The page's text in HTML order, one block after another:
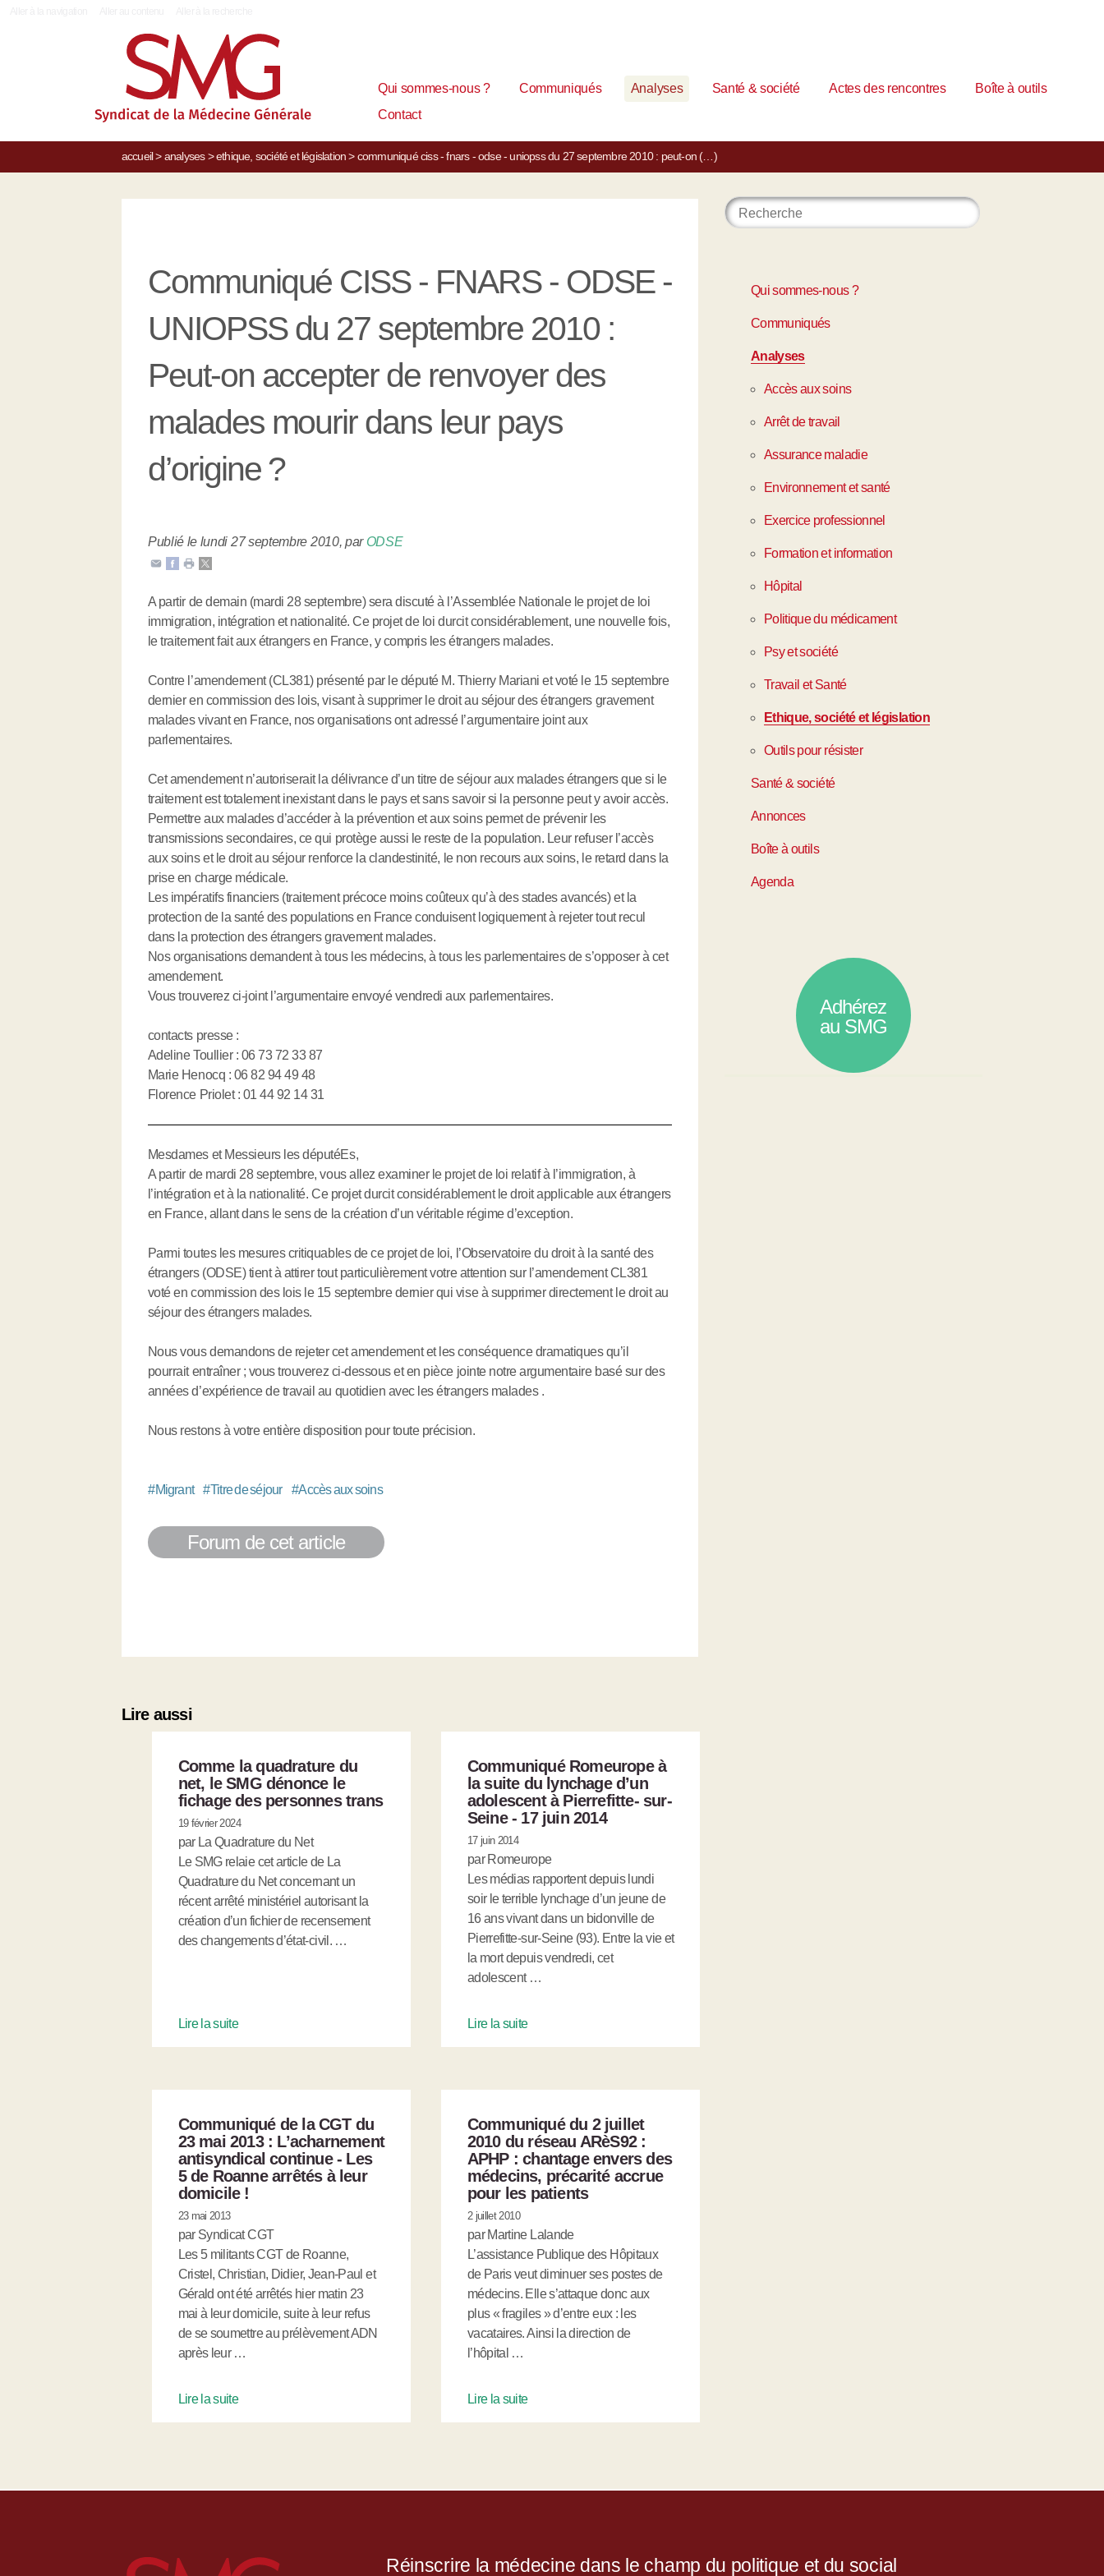
Qui sommes-nous ? Communiqués Analyses Santé & société Actes des rencontres
Boîte à outils
Contact
accueil> analyses> ethique, société et législation> communiqué ciss - fnars - odse - uniopss du 27 septembre 2010 : peut-on (…)
Communiqué CISS - FNARS - ODSE -
UNIOPSS du 27 septembre 2010 :
Peut-on accepter de renvoyer des
malades mourir dans leur pays
d’origine ?
Publié le lundi 27 septembre 2010, par ODSE
A partir de demain (mardi 28 septembre) sera discuté à l’Assemblée Nationale le projet de loi
immigration, intégration et nationalité. Ce projet de loi durcit considérablement, une nouvelle fois,
le traitement fait aux étrangers en France, y compris les étrangers malades.
Contre l’amendement (CL381) présenté par le député M. Thierry Mariani et voté le 15 septembre
dernier en commission des lois, visant à supprimer le droit au séjour des étrangers gravement
malades vivant en France, nos organisations ont adressé l’argumentaire joint aux
parlementaires.
Cet amendement n’autoriserait la délivrance d’un titre de séjour aux malades étrangers que si le
traitement est totalement inexistant dans le pays et sans savoir si la personne peut y avoir accès.
Permettre aux malades d’accéder à la prévention et aux soins permet de prévenir les
transmissions secondaires, ce qui protège aussi le reste de la population. Leur refuser l’accès
aux soins et le droit au séjour renforce la clandestinité, le non recours aux soins, le retard dans la
prise en charge médicale.
Les impératifs financiers (traitement précoce moins coûteux qu’à des stades avancés) et la
protection de la santé des populations en France conduisent logiquement à rejeter tout recul
dans la protection des étrangers gravement malades.
Nos organisations demandent à tous les médecins, à tous les parlementaires de s’opposer à cet
amendement.
Vous trouverez ci-joint l’argumentaire envoyé vendredi aux parlementaires.
contacts presse :
Adeline Toullier : 06 73 72 33 87
Marie Henocq : 06 82 94 49 48
Florence Priolet : 01 44 92 14 31
Mesdames et Messieurs les députéEs,
A partir de mardi 28 septembre, vous allez examiner le projet de loi relatif à l’immigration, à
l’intégration et à la nationalité. Ce projet durcit considérablement le droit applicable aux étrangers
en France, allant dans le sens de la création d’un véritable régime d’exception.
Parmi toutes les mesures critiquables de ce projet de loi, l’Observatoire du droit à la santé des
étrangers (ODSE) tient à attirer tout particulièrement votre attention sur l’amendement CL381
voté en commission des lois le 15 septembre dernier qui vise à supprimer directement le droit au
séjour des étrangers malades.
Nous vous demandons de rejeter cet amendement et les conséquence dramatiques qu’il
pourrait entraîner ; vous trouverez ci-dessous et en pièce jointe notre argumentaire basé sur des
années d’expérience de travail au quotidien avec les étrangers malades .
Nous restons à votre entière disposition pour toute précision.
#Migrant #Titre de séjour #Accès aux soins
Forum de cet article
Lire aussi
Comme la quadrature du
net, le SMG dénonce le
fichage des personnes trans
19 février 2024
par La Quadrature du Net
Le SMG relaie cet article de La
Quadrature du Net concernant un
récent arrêté ministériel autorisant la
création d’un fichier de recensement
des changements d’état-civil. …
Lire la suite
Communiqué Romeurope à
la suite du lynchage d’un
adolescent à Pierrefitte- sur-
Seine - 17 juin 2014
17 juin 2014
par Romeurope
Les médias rapportent depuis lundi
soir le terrible lynchage d’un jeune de
16 ans vivant dans un bidonville de
Pierrefitte-sur-Seine (93). Entre la vie et
la mort depuis vendredi, cet
adolescent …
Lire la suite
Communiqué de la CGT du
23 mai 2013 : L’acharnement
antisyndical continue - Les
5 de Roanne arrêtés à leur
domicile !
23 mai 2013
par Syndicat CGT
Les 5 militants CGT de Roanne,
Cristel, Christian, Didier, Jean-Paul et
Gérald ont été arrêtés hier matin 23
mai à leur domicile, suite à leur refus
de se soumettre au prélèvement ADN
après leur …
Lire la suite
Communiqué du 2 juillet
2010 du réseau ARèS92 :
APHP : chantage envers des
médecins, précarité accrue
pour les patients
2 juillet 2010
par Martine Lalande
L’assistance Publique des Hôpitaux
de Paris veut diminuer ses postes de
médecins. Elle s’attaque donc aux
plus « fragiles » d’entre eux : les
vacataires. Ainsi la direction de
l’hôpital …
Lire la suite
Qui sommes-nous ?
Communiqués
Analyses
Accès aux soins
Arrêt de travail
Assurance maladie
Environnement et santé
Exercice professionnel
Formation et information
Hôpital
Politique du médicament
Psy et société
Travail et Santé
Ethique, société et législation
Outils pour résister
Santé & société
Annonces
Boîte à outils
Agenda
Adhérez
au SMG
Réinscrire la médecine dans le champ du politique et du social